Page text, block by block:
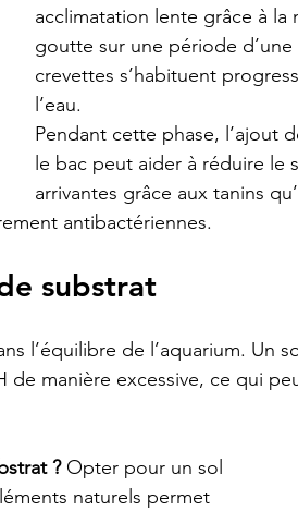
acclimatation lente grâce à
goutte sur une période
crevettes s’habituent
l’eau.
Pendant cette phase, l’ajout
le bac peut aider à réduire le
arrivantes grâce aux tanins
antibactériennes.
substrat
l’équilibre de l’aquarium. Un
de manière excessive, ce qui
? Opter pour un sol
naturels permet